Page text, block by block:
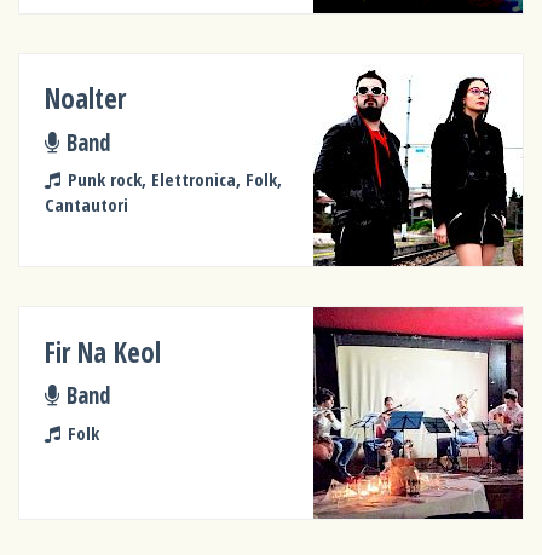
Noalter
Band
Punk rock, Elettronica, Folk,
Cantautori
Fir Na Keol
Band
Folk